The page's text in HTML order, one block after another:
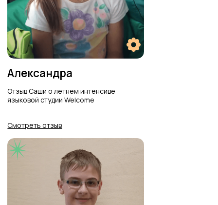
Британская школа
Отзыв о Британской Школе в стиле
Хогвартc, языковая студия Welcome
Смотреть отзыв
Отзыв ребят о понравившейся